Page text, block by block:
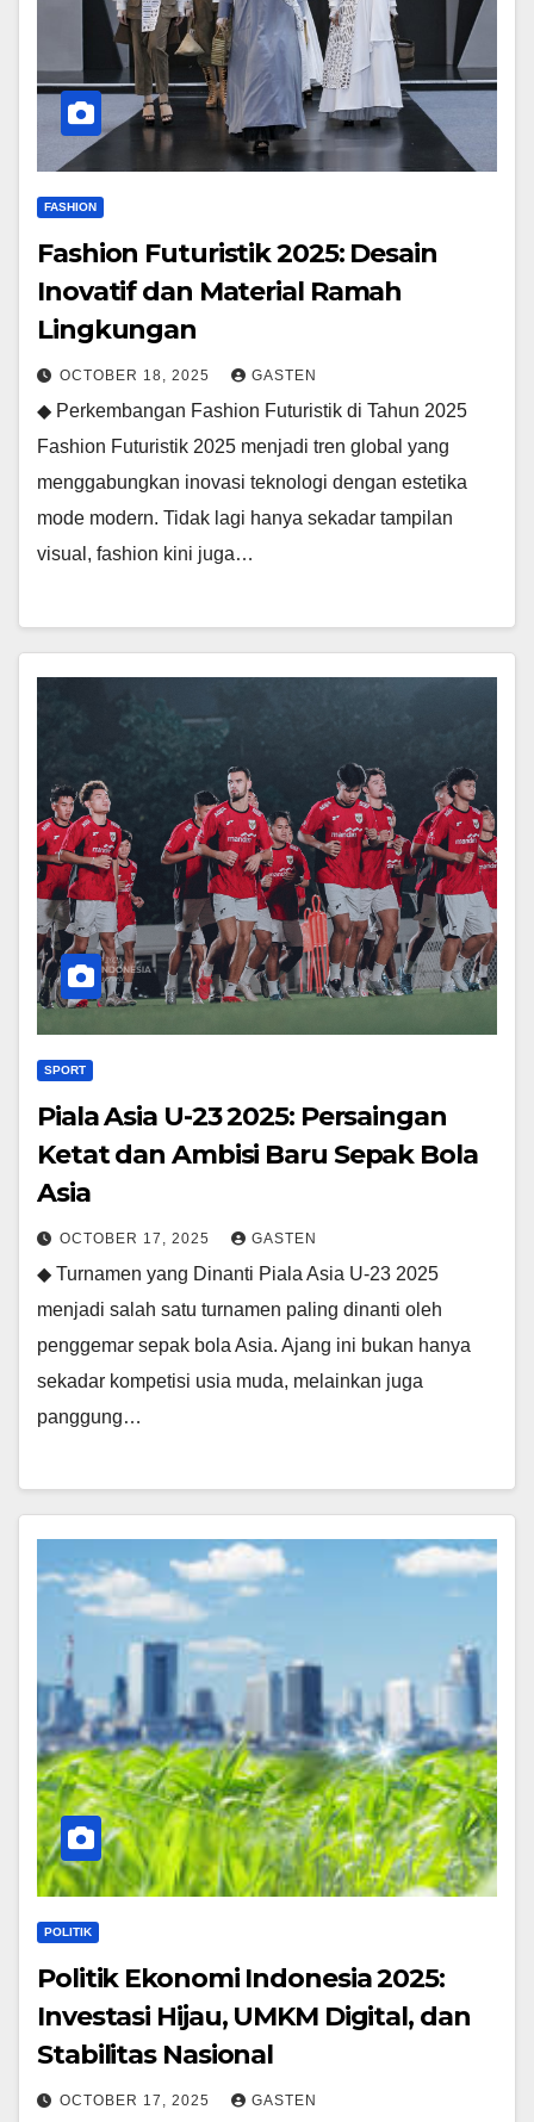
FASHION
Fashion Futuristik 2025: Desain
Inovatif dan Material Ramah
Lingkungan
OCTOBER 18, 2025 GASTEN
◆ Perkembangan Fashion Futuristik di Tahun 2025
Fashion Futuristik 2025 menjadi tren global yang
menggabungkan inovasi teknologi dengan estetika
mode modern. Tidak lagi hanya sekadar tampilan
visual, fashion kini juga…
SPORT
Piala Asia U-23 2025: Persaingan
Ketat dan Ambisi Baru Sepak Bola
Asia
OCTOBER 17, 2025 GASTEN
◆ Turnamen yang Dinanti Piala Asia U-23 2025
menjadi salah satu turnamen paling dinanti oleh
penggemar sepak bola Asia. Ajang ini bukan hanya
sekadar kompetisi usia muda, melainkan juga
panggung…
POLITIK
Politik Ekonomi Indonesia 2025:
Investasi Hijau, UMKM Digital, dan
Stabilitas Nasional
OCTOBER 17, 2025 GASTEN